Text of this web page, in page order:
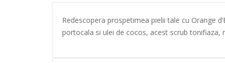
Redescopera prospetimea pielii tale cu Orange
portocala si ulei de cocos, acest scrub tonifiaza,